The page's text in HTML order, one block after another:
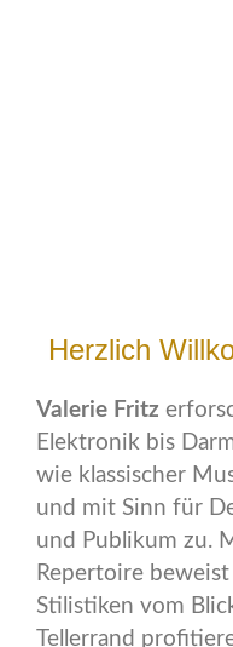
Herzlich
Valerie Fritz
Elektronik bis
wie klassischer
und mit Sinn für
und Publikum zu.
Repertoire
Stilistiken vom
Tellerrand